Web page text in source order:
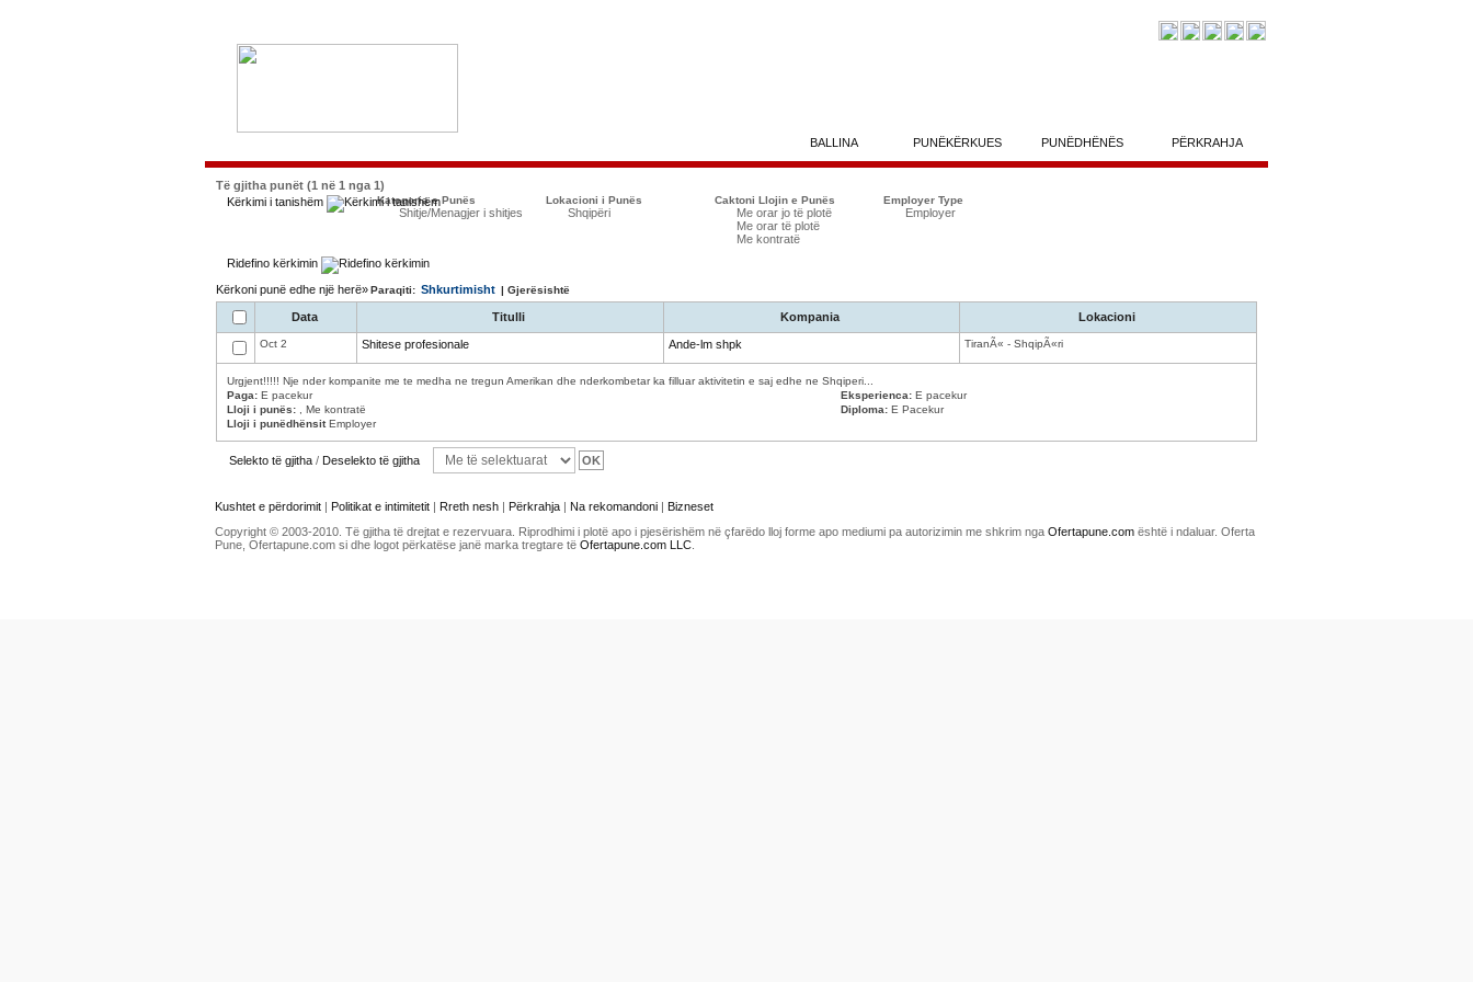
BALLINA PUNËKËRKUES PUNËDHËNËS PËRKRAHJA
Të gjitha punët (1 në 1 nga 1)
Kërkimi i tanishëm
Kategoria e Punës
Shitje/Menagjer i shitjes
Lokacioni i Punës
Shqipëri
Caktoni Llojin e Punës
Me orar jo të plotë
Me orar të plotë
Me kontratë
Employer Type
Employer
Ridefino kërkimin
Kërkoni punë edhe një herë»Paraqiti: Shkurtimisht | Gjerësishtë
Data Titulli Kompania Lokacioni
Oct 2 Shitese profesionale Ande-lm shpk TiranÃ« - ShqipÃ«ri
Urgjent!!!!! Nje nder kompanite me te medha ne tregun Amerikan dhe nderkombetar ka filluar aktivitetin e saj edhe ne Shqiperi...
Paga: E pacekur Eksperienca: E pacekur
Lloji i punës: , Me kontratë Diploma: E Pacekur
Lloji i punëdhënsitEmployer
Selekto të gjitha / Deselekto të gjitha
Kushtet e përdorimit | Politikat e intimitetit | Rreth nesh | Përkrahja | Na rekomandoni | Bizneset
Copyright © 2003-2010. Të gjitha të drejtat e rezervuara. Riprodhimi i plotë apo i pjesërishëm në çfarëdo lloj forme apo mediumi pa autorizimin me shkrim nga Ofertapune.com është i ndaluar. Oferta
Pune, Ofertapune.com si dhe logot përkatëse janë marka tregtare të Ofertapune.com LLC